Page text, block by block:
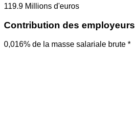
119.9 Millions d'euros
Contribution des employeurs
0,016% de la masse salariale brute *